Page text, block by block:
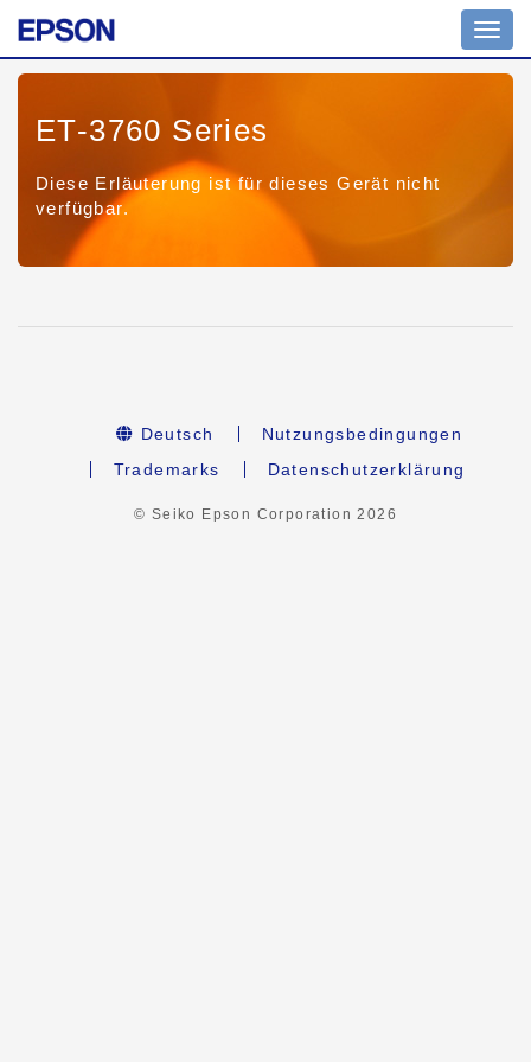
ET-3760 Series
Diese Erläuterung ist für dieses Gerät nicht
verfügbar.
Deutsch
Nutzungsbedingungen
Trademarks
Datenschutzerklärung
© Seiko Epson Corporation2026